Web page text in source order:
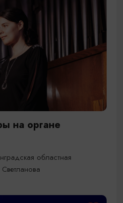
на органе
областная